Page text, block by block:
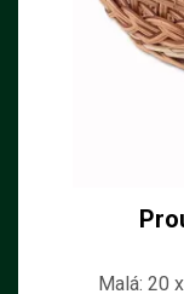
Malá: 20